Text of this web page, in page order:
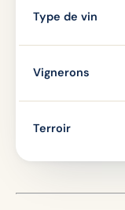
Type de vin
Vignerons
Terroir